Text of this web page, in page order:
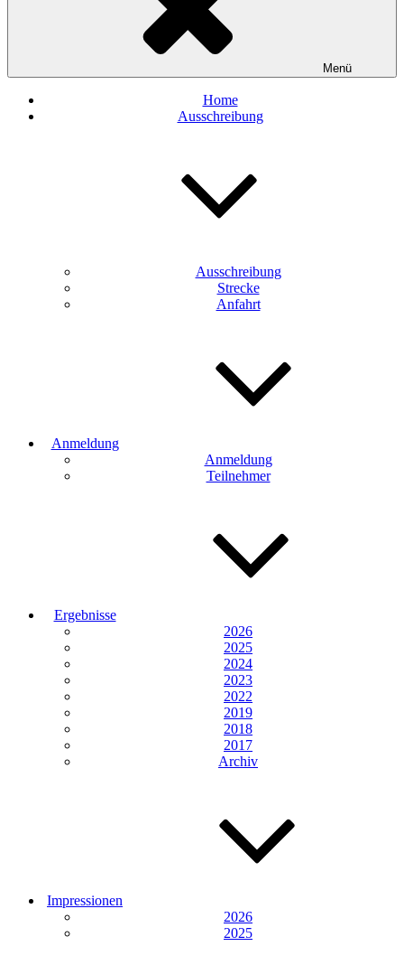
Menü
Home
Ausschreibung
Ausschreibung
Strecke
Anfahrt
Anmeldung
Anmeldung
Teilnehmer
Ergebnisse
2026
2025
2024
2023
2022
2019
2018
2017
Archiv
Impressionen
2026
2025